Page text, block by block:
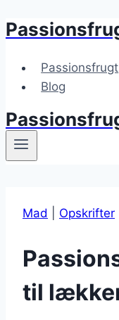
Fortsæt
indholdPassionsfrugt
Blog
Mad Opskrifter
til